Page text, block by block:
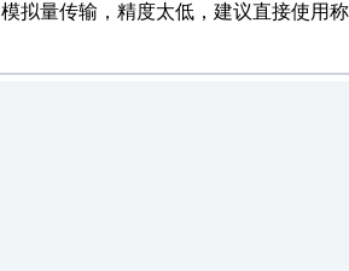
拟量传输，精度太低，建议直接使用